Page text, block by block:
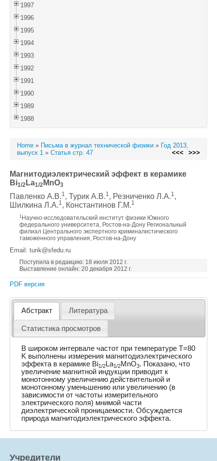
1997
1996
1995
1994
1993
1992
1991
1990
1989
1988
Home » Письма в журнал технической физики » Год 2013,
выпуск 1 » Статья стр. 47 <<< >>>
Магнитодиэлектрический эффект в керамике
Bi1/2 La1/2 MnO3
Павленко А.В.1, Турик А.В.1, Резниченко Л.А.1,
Шилкина Л.А.1, Константинов Г.М.1
1 Научно-исследовательский институт физики Южного
федерального университета, Ростов-на-Дону Региональный
филиал Центрального экспертного криминалистического
таможенного управления, Ростов-на-Дону
Email: turik@sfedu.ru
Поступила в редакцию: 18 июля 2012 г.
Выставление онлайн: 20 декабря 2012 г.
PDF версия
Абстракт Литература
Статистика просмотров
В широком интервале частот при температуре T=80
K выполнены измерения магнитодиэлектрического
эффекта в керамике Bi1/2 La1/2MnO3. Показано, что
увеличение магнитной индукции приводит к
монотонному увеличению действительной и
монотонному уменьшению или увеличению (в
зависимости от частоты измерительного
электрического поля) мнимой части
диэлектрической проницаемости. Обсуждается
природа магнитодиэлектрического эффекта.
Учредители